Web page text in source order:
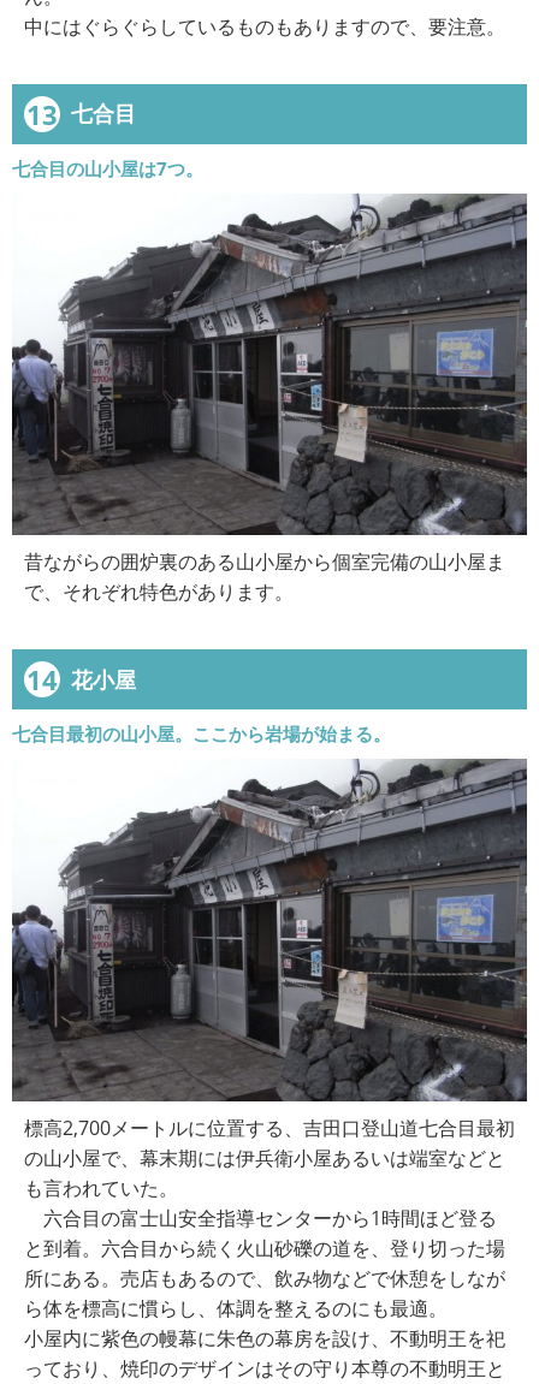
中にはぐらぐらしているものもありますので、要注意。
13 七合目
七合目の山小屋は7つ。
昔ながらの囲炉裏のある山小屋から個室完備の山小屋ま
で、それぞれ特色があります。
14 花小屋
七合目最初の山小屋。ここから岩場が始まる。
標高2,700メートルに位置する、吉田口登山道七合目最初
の山小屋で、幕末期には伊兵衛小屋あるいは端室などと
も言われていた。
六合目の富士山安全指導センターから1時間ほど登る
と到着。六合目から続く火山砂礫の道を、登り切った場
所にある。売店もあるので、飲み物などで休憩をしなが
ら体を標高に慣らし、体調を整えるのにも最適。
小屋内に紫色の幔幕に朱色の幕房を設け、不動明王を祀
っており、焼印のデザインはその守り本尊の不動明王と